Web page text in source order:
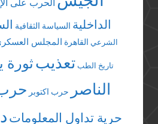
الحرب على
الداخلية السياسة الثقافية
الشرعي القاهرة المجلس
تاريخ الطب تعذيبثورة
الناصر
حرب اكتوبر حرب
حرية تداول المعلومات